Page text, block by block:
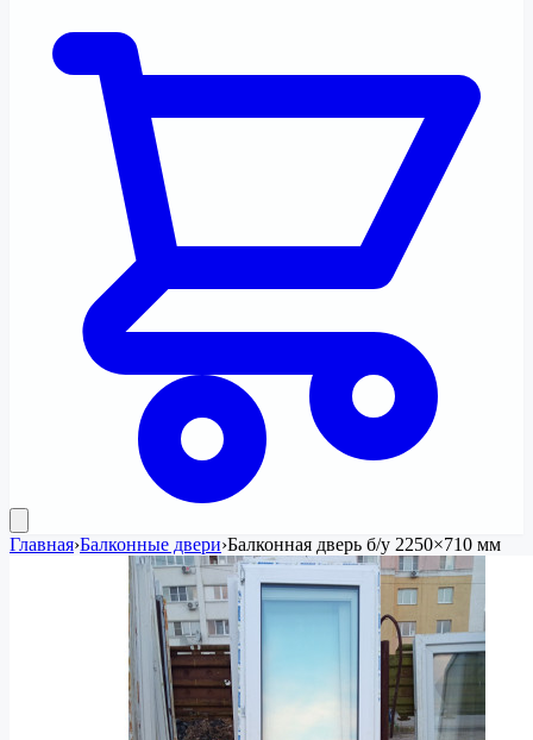
Главная›Балконные двери›Балконная дверь б/у 2250×710 мм